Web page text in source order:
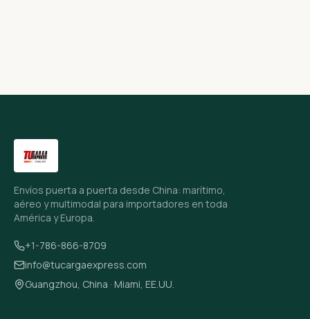
Envíos puerta a puerta desde China: marítimo,
aéreo y multimodal para importadores en toda
América y Europa.
+1-786-866-8709
info@tucargaexpress.com
Guangzhou, China · Miami, EE.UU.